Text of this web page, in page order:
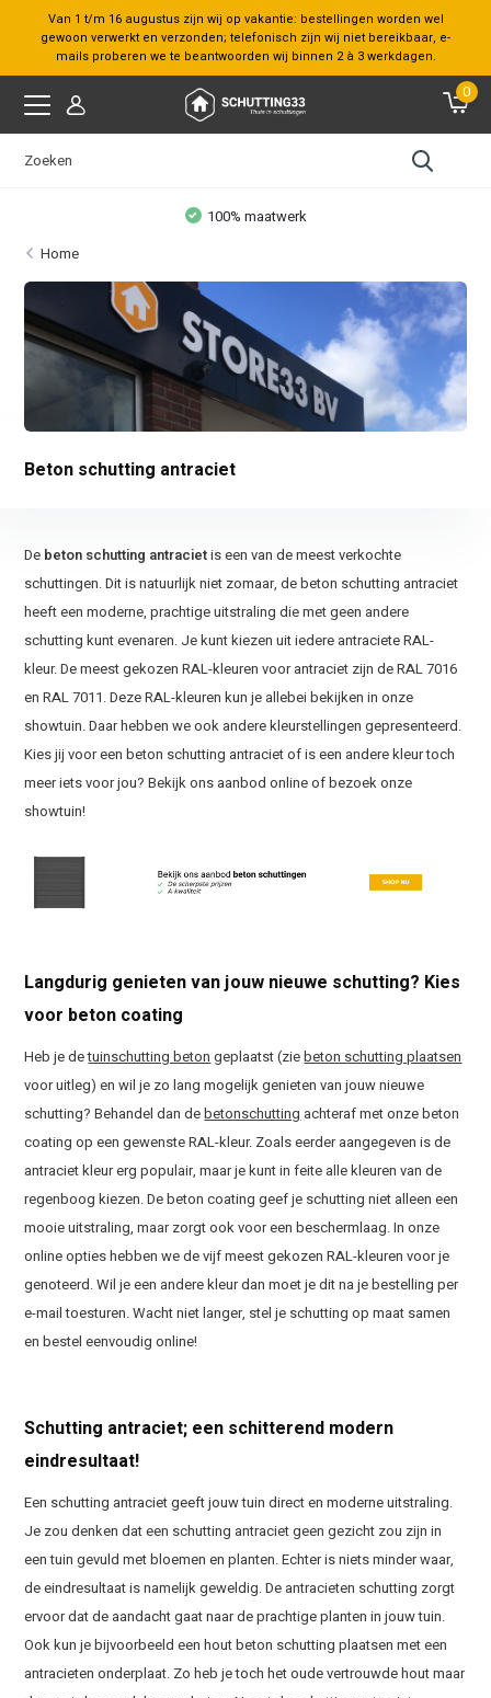
Van 1 t/m 16 augustus zijn wij op vakantie: bestellingen worden wel
gewoon verwerkt en verzonden; telefonisch zijn wij niet bereikbaar, e-
mails proberen we te beantwoorden wij binnen 2 à 3 werkdagen.
0
100% maatwerk
Home
Beton schutting antraciet
De beton schutting antracietis een van de meest verkochte
schuttingen. Dit is natuurlijk niet zomaar, de beton schutting antraciet
heeft een moderne, prachtige uitstraling die met geen andere
schutting kunt evenaren. Je kunt kiezen uit iedere antraciete RAL-
kleur. De meest gekozen RAL-kleuren voor antraciet zijn de RAL 7016
en RAL 7011. Deze RAL-kleuren kun je allebei bekijken in onze
showtuin. Daar hebben we ook andere kleurstellingen gepresenteerd.
Kies jij voor een beton schutting antraciet of is een andere kleur toch
meer iets voor jou? Bekijk ons aanbod online of bezoek onze
showtuin!
Langdurig genieten van jouw nieuwe schutting? Kies
voor beton coating
Heb je detuinschutting beton geplaatst (ziebeton schutting plaatsen
voor uitleg) en wil je zo lang mogelijk genieten van jouw nieuwe
schutting? Behandel dan debetonschutting achteraf met onze beton
coating op een gewenste RAL-kleur. Zoals eerder aangegeven is de
antraciet kleur erg populair, maar je kunt in feite alle kleuren van de
regenboog kiezen. De beton coating geef je schutting niet alleen een
mooie uitstraling, maar zorgt ook voor een beschermlaag. In onze
online opties hebben we de vijf meest gekozen RAL-kleuren voor je
genoteerd. Wil je een andere kleur dan moet je dit na je bestelling per
e-mail toesturen. Wacht niet langer, stel je schutting op maat samen
en bestel eenvoudig online!
Schutting antraciet; een schitterend modern
eindresultaat!
Een schutting antraciet geeft jouw tuin direct en moderne uitstraling.
Je zou denken dat een schutting antraciet geen gezicht zou zijn in
een tuin gevuld met bloemen en planten. Echter is niets minder waar,
de eindresultaat is namelijk geweldig. De antracieten schutting zorgt
ervoor dat de aandacht gaat naar de prachtige planten in jouw tuin.
Ook kun je bijvoorbeeld een hout beton schutting plaatsen met een
antracieten onderplaat. Zo heb je toch het oude vertrouwde hout maar